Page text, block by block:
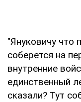
"Януковичу что
соберется на
внутренние
единственный
сказали? Тут